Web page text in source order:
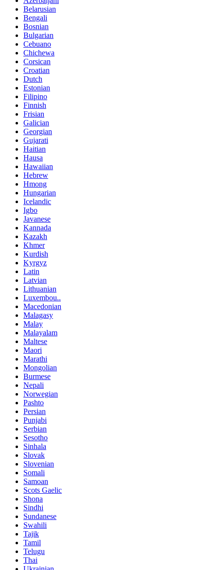
Belarusian
Bengali
Bosnian
Bulgarian
Cebuano
Chichewa
Corsican
Croatian
Dutch
Estonian
Filipino
Finnish
Frisian
Galician
Georgian
Gujarati
Haitian
Hausa
Hawaiian
Hebrew
Hmong
Hungarian
Icelandic
Igbo
Javanese
Kannada
Kazakh
Khmer
Kurdish
Kyrgyz
Latin
Latvian
Lithuanian
Luxembou..
Macedonian
Malagasy
Malay
Malayalam
Maltese
Maori
Marathi
Mongolian
Burmese
Nepali
Norwegian
Pashto
Persian
Punjabi
Serbian
Sesotho
Sinhala
Slovak
Slovenian
Somali
Samoan
Scots Gaelic
Shona
Sindhi
Sundanese
Swahili
Tajik
Tamil
Telugu
Thai